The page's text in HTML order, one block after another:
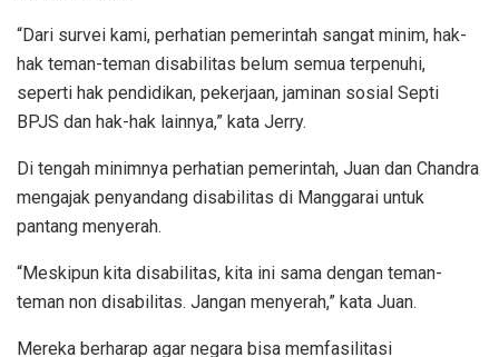
“Dari survei kami, perhatian pemerintah sangat minim, hak-
hak teman-teman disabilitas belum semua terpenuhi,
seperti hak pendidikan, pekerjaan, jaminan sosial Septi
BPJS dan hak-hak lainnya,” kata Jerry.
Di tengah minimnya perhatian pemerintah, Juan dan Chandra
mengajak penyandang disabilitas di Manggarai untuk
pantang menyerah.
“Meskipun kita disabilitas, kita ini sama dengan teman-
teman non disabilitas. Jangan menyerah,” kata Juan.
Mereka berharap agar negara bisa memfasilitasi